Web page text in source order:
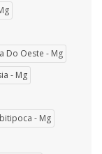
Do Oeste - Mg
- Mg
- Mg